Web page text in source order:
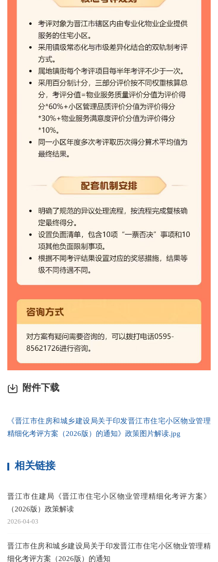
附件下载
《晋江市住房和城乡建设局关于印发晋江市住宅小区物业管理
精细化考评方案（2026版）的通知》政策图片解读.jpg
相关链接
晋江市住建局《晋江市住宅小区物业管理精细化考评方案》
（2026版）政策解读
2026-04-03
晋江市住房和城乡建设局关于印发晋江市住宅小区物业管理精
细化考评方案（2026版）的通知